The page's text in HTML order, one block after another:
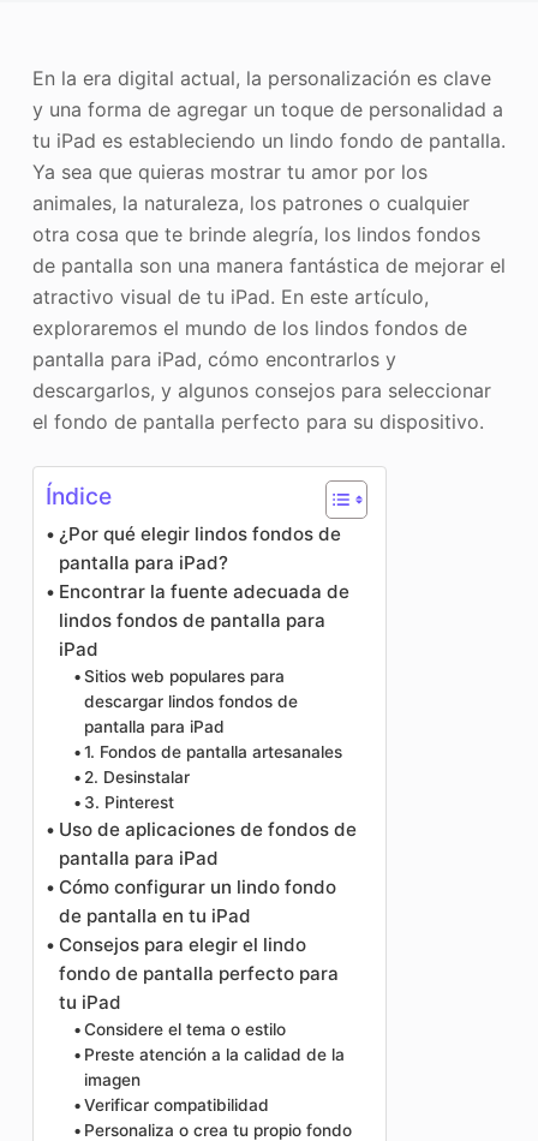
Recopilación de imágenes
En la era digital actual, la personalización es clave
y una forma de agregar un toque de personalidad a
tu iPad es estableciendo un lindo fondo de pantalla.
Ya sea que quieras mostrar tu amor por los
animales, la naturaleza, los patrones o cualquier
otra cosa que te brinde alegría, los lindos fondos
de pantalla son una manera fantástica de mejorar el
atractivo visual de tu iPad. En este artículo,
exploraremos el mundo de los lindos fondos de
pantalla para iPad, cómo encontrarlos y
descargarlos, y algunos consejos para seleccionar
el fondo de pantalla perfecto para su dispositivo.
Índice
¿Por qué elegir lindos fondos de
pantalla para iPad?
Encontrar la fuente adecuada de
lindos fondos de pantalla para
iPad
Sitios web populares para
descargar lindos fondos de
pantalla para iPad
1. Fondos de pantalla artesanales
2. Desinstalar
3. Pinterest
Uso de aplicaciones de fondos de
pantalla para iPad
Cómo configurar un lindo fondo
de pantalla en tu iPad
Consejos para elegir el lindo
fondo de pantalla perfecto para
tu iPad
Considere el tema o estilo
Preste atención a la calidad de la
imagen
Verificar compatibilidad
Personaliza o crea tu propio fondo